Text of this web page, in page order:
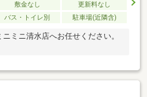
敷金なし
更新料なし
バス・トイレ別 駐車場(近隣含)
ミニ清水店へお任せください。